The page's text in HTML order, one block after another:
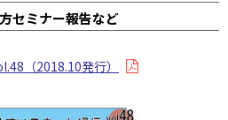
セミナー報告など
（2018.10発行）